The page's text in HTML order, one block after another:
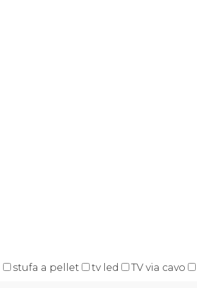
stufa a pellet tv led TV via cavo